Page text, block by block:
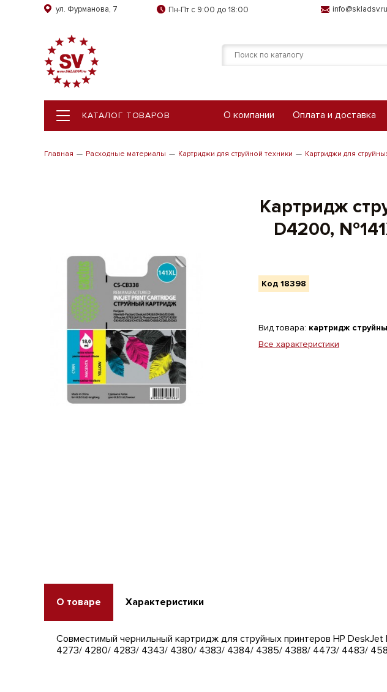
ул. Фурманова, 7 Пн-Пт с 9:00 до 18:00 info@skladsv.ru
КАТАЛОГ ТОВАРОВ О компании Оплата и доставка
Главная Расходные материалы Картриджи для струйной техники Картриджи для
Картридж
D4200,
Код 18398
Вид товара: картридж
Все характеристики
О товаре Характеристики
Совместимый чернильный картридж для струйных принтеров HP
4273/ 4280/ 4283/ 4343/ 4380/ 4383/ 4384/ 4385/ 4388/ 4473/ 4483/